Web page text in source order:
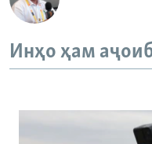
Инҳо ҳам